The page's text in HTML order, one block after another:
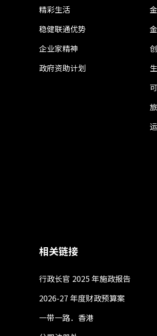
精彩生活
稳健联通优势
企业家精神
政府资助计划
相关链接
行政长官 2025 年施政报告
2026-27 年度财政预算案
一带一路．香港